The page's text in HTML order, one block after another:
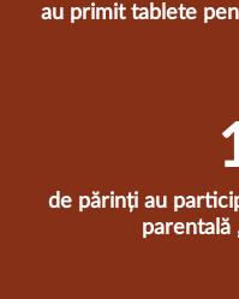
au primit tablete
de părinți au
parentală